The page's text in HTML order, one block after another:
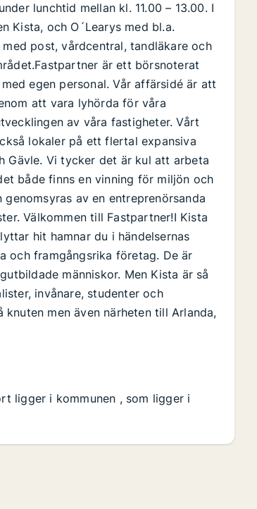
lunchtid mellan kl. 11.00 – 13.00. I
Kista, och O´Learys med bl.a.
post, vårdcentral, tandläkare och
är ett börsnoterat
egen personal. Vår affärsidé är att
att vara lyhörda för våra
av våra fastigheter. Vårt
lokaler på ett flertal expansiva
Gävle. Vi tycker det är kul att arbeta
både finns en vinning för miljön och
av en entreprenörsanda
Välkommen till Fastpartner!I Kista
hit hamnar du i händelsernas
och framgångsrika företag. De är
människor. Men Kista är så
invånare, studenter och
men även närheten till Arlanda,
ligger i kommunen , som ligger i